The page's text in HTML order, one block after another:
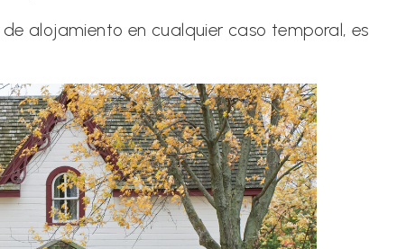
alojamiento en cualquier caso temporal, es